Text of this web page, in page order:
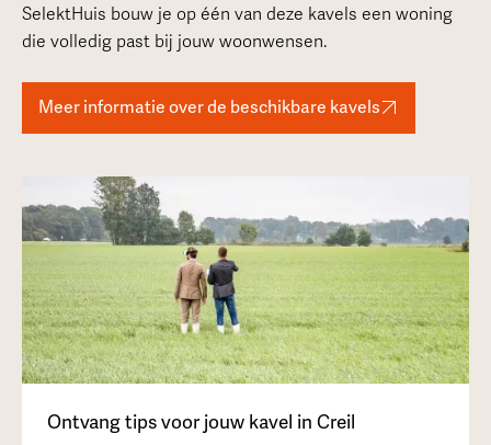
SelektHuis bouw je op één van deze kavels een woning
die volledig past bij jouw woonwensen.
Meer informatie over de beschikbare kavels
Ontvang tips voor jouw kavel in Creil